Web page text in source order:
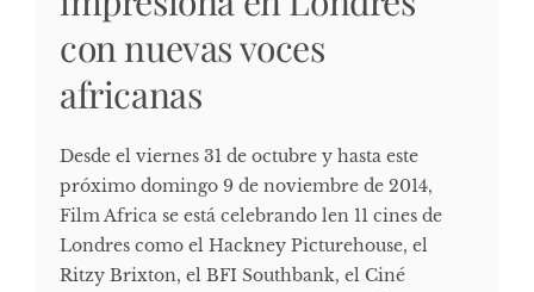
con nuevas voces
africanas
Desde el viernes 31 de octubre y hasta este
próximo domingo 9 de noviembre de 2014,
Film Africa se está celebrando len 11 cines de
Londres como el Hackney Picturehouse, el
Ritzy Brixton, el BFI Southbank, el Ciné